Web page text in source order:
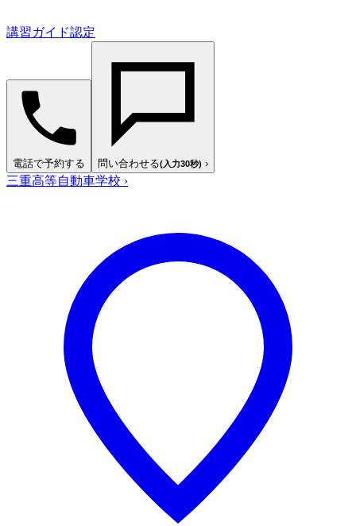
講習ガイド認定
電話で予約する 問い合わせる(入力30秒) ›
三重高等自動車学校 ›